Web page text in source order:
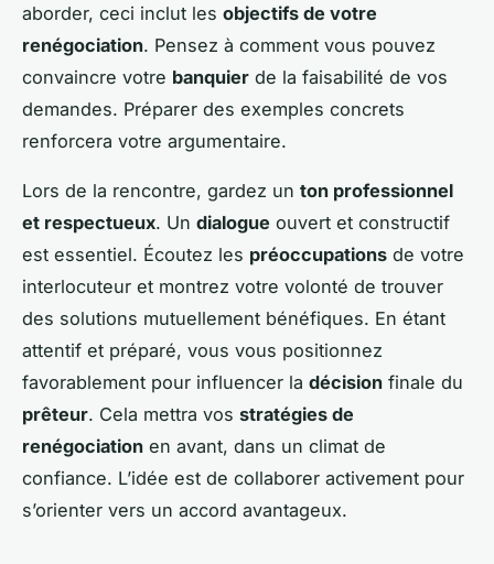
aborder, ceci inclut les objectifs de votre
renégociation. Pensez à comment vous pouvez
convaincre votre banquier de la faisabilité de vos
demandes. Préparer des exemples concrets
renforcera votre argumentaire.
Lors de la rencontre, gardez un ton professionnel
et respectueux. Un dialogue ouvert et constructif
est essentiel. Écoutez les préoccupations de votre
interlocuteur et montrez votre volonté de trouver
des solutions mutuellement bénéfiques. En étant
attentif et préparé, vous vous positionnez
favorablement pour influencer la décision finale du
prêteur. Cela mettra vos stratégies de
renégociation en avant, dans un climat de
confiance. L’idée est de collaborer activement pour
s’orienter vers un accord avantageux.